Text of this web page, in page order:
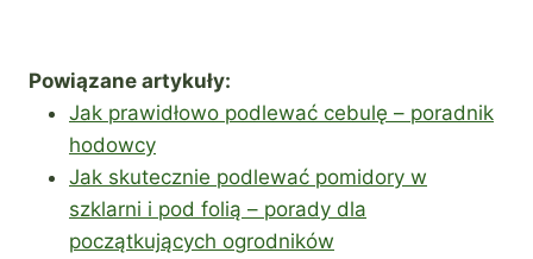
Powiązane artykuły:
Jak prawidłowo podlewać cebulę – poradnik
hodowcy
Jak skutecznie podlewać pomidory w
szklarni i pod folią – porady dla
początkujących ogrodników